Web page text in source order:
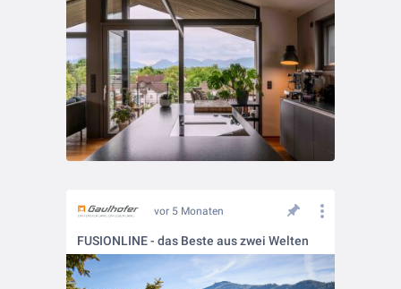
vor 5 Monaten
FUSIONLINE - das Beste aus zwei Welten